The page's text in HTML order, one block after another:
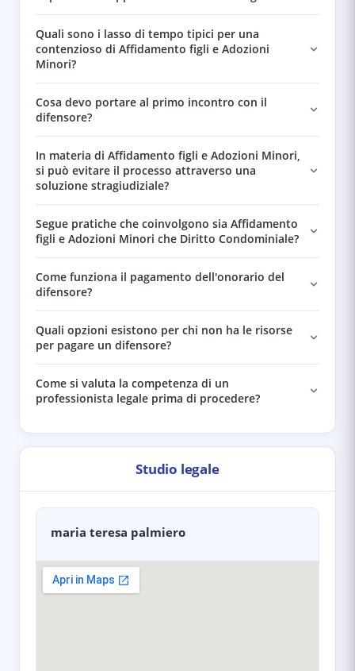
Quali sono i lasso di tempo tipici per una
contenzioso di Affidamento figli e Adozioni
Minori?
Cosa devo portare al primo incontro con il
difensore?
In materia di Affidamento figli e Adozioni Minori,
si può evitare il processo attraverso una
soluzione stragiudiziale?
Segue pratiche che coinvolgono sia Affidamento
figli e Adozioni Minori che Diritto Condominiale?
Come funziona il pagamento dell'onorario del
difensore?
Quali opzioni esistono per chi non ha le risorse
per pagare un difensore?
Come si valuta la competenza di un
professionista legale prima di procedere?
Studio legale
maria teresa palmiero